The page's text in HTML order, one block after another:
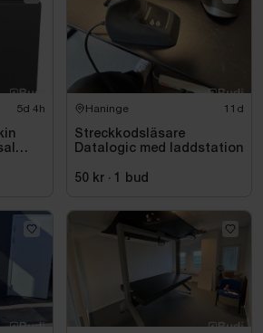
5d 4h Haninge 11d
Streckkodsläsare
Datalogic med laddstation
50 kr · 1 bud